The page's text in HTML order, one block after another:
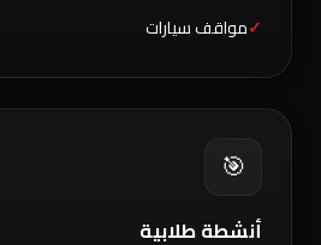
مواقف سيارات
🎯
أنشطة طلابية